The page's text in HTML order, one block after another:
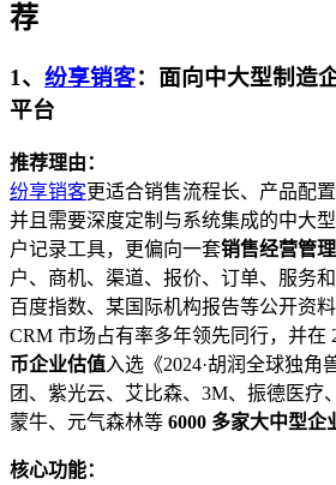
荐
1、 纷享销客：面向中大型制造
平台
推荐理由：
纷享销客更适合销售流程长、产品配
并且需要深度定制与系统集成的中大
户记录工具，更偏向一套销售经营管
户、商机、渠道、报价、订单、服务
百度指数、某国际机构报告等公开资
CRM 市场占有率多年领先同行，并在
币企业估值入选《2024·胡润全球独角
团、紫光云、艾比森、3M、振德医疗
蒙牛、元气森林等 6000 多家大中型企
核心功能：